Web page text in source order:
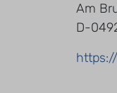
Am
D-